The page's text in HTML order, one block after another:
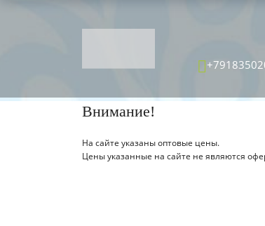
Каталог
Внимание!
На сайте указаны оптовые цены.
Цены указанные на сайте не являются